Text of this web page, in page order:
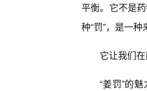
平衡。它不是
种“罚”，是一
它让我们
“姜罚”的